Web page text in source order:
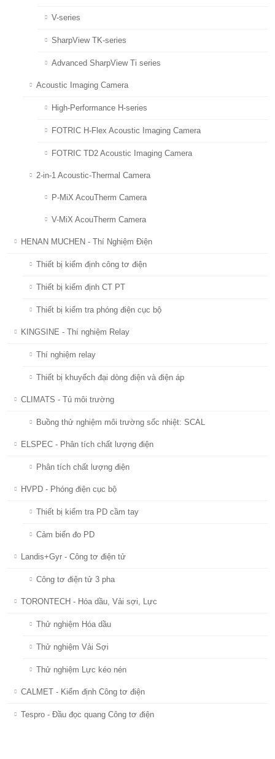
V-series
SharpView TK-series
Advanced SharpView Ti series
Acoustic Imaging Camera
High-Performance H-series
FOTRIC H-Flex Acoustic Imaging Camera
FOTRIC TD2 Acoustic Imaging Camera
2-in-1 Acoustic-Thermal Camera
P-MiX AcouTherm Camera
V-MiX AcouTherm Camera
HENAN MUCHEN - Thí Nghiệm Điện
Thiết bị kiểm định công tơ điện
Thiết bị kiểm định CT PT
Thiết bị kiểm tra phóng điện cục bộ
KINGSINE - Thí nghiệm Relay
Thí nghiệm relay
Thiết bị khuyếch đại dòng điện và điện áp
CLIMATS - Tủ môi trường
Buồng thử nghiệm môi trường sốc nhiệt: SCAL
ELSPEC - Phân tích chất lượng điện
Phân tích chất lượng điện
HVPD - Phóng điện cục bộ
Thiết bị kiểm tra PD cầm tay
Cảm biến đo PD
Landis+Gyr - Công tơ điện tử
Công tơ điện tử 3 pha
TORONTECH - Hóa dầu, Vải sợi, Lực
Thử nghiệm Hóa dầu
Thử nghiệm Vải Sợi
Thử nghiệm Lực kéo nén
CALMET - Kiểm định Công tơ điện
Tespro - Đầu đọc quang Công tơ điện